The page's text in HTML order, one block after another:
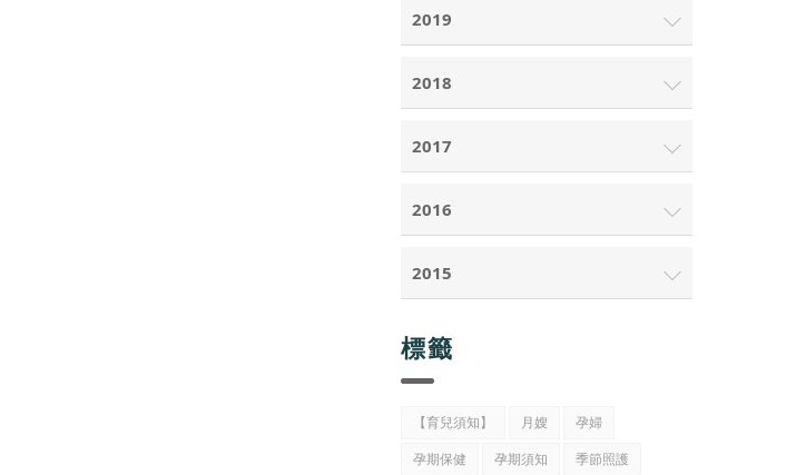
2019
2018
2017
2016
2015
標籤
【育兒須知】 月嫂
孕婦
孕期保健
孕期須知
季節照護